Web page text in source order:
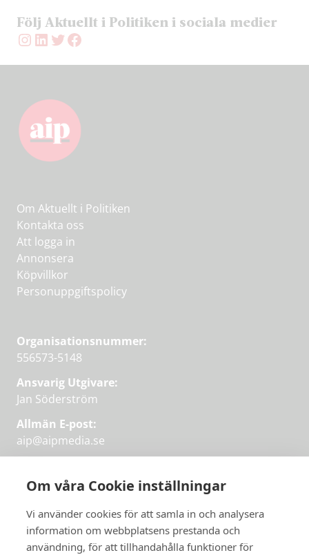
Om våra Cookie inställningar
Vi använder cookies för att samla in och analysera
information om webbplatsens prestanda och
användning, för att tillhandahålla funktioner för
Följ Aktuellt i Politiken i sociala medier
Instagram
LinkedIn
Twitter
Facebook
Om Aktuellt i Politiken
Kontakta oss
Att logga in
Annonsera
Köpvillkor
Personuppgiftspolicy
Organisationsnummer:
556573-5148
Ansvarig Utgivare:
Jan Söderström
Allmän E-post:
aip@aipmedia.se
aip@flowyinfo.seeller 08-1210 60 40.
Instagram
LinkedIn
Twitter
Facebook